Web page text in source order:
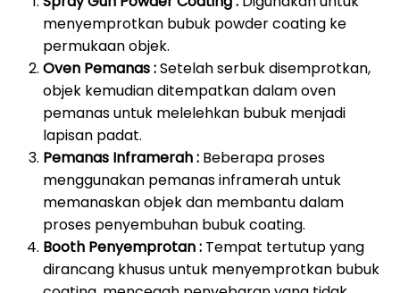
menyemprotkan bubuk powder coating ke
permukaan objek.
Oven Pemanas :Setelah serbuk disemprotkan,
objek kemudian ditempatkan dalam oven
pemanas untuk melelehkan bubuk menjadi
lapisan padat.
Pemanas Inframerah : Beberapa proses
menggunakan pemanas inframerah untuk
memanaskan objek dan membantu dalam
proses penyembuhan bubuk coating.
Booth Penyemprotan : Tempat tertutup yang
dirancang khusus untuk menyemprotkan bubuk